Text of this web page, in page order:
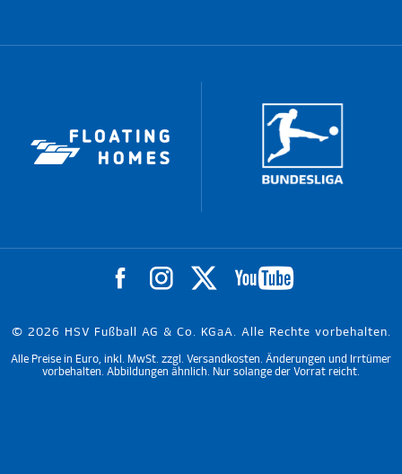
© 2026 HSV Fußball AG & Co. KGaA. Alle Rechte vorbehalten.
Alle Preise in Euro, inkl. MwSt. zzgl. Versandkosten. Änderungen und Irrtümer
vorbehalten. Abbildungen ähnlich. Nur solange der Vorrat reicht.